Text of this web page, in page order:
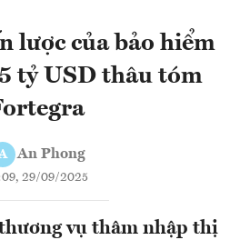
lược của bảo hiểm
tỷ USD thâu tóm
An Phong
29/09/2025
vụ thâm nhập thị